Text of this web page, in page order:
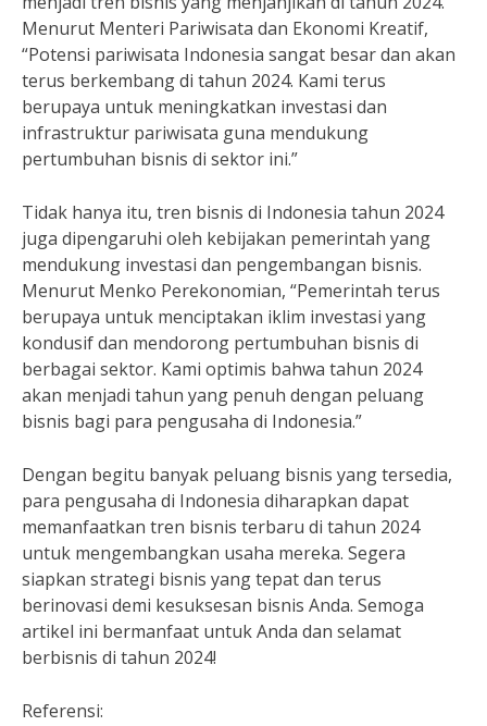
Menurut Menteri Pariwisata dan Ekonomi Kreatif,
“Potensi pariwisata Indonesia sangat besar dan akan
terus berkembang di tahun 2024. Kami terus
berupaya untuk meningkatkan investasi dan
infrastruktur pariwisata guna mendukung
pertumbuhan bisnis di sektor ini.”
Tidak hanya itu, tren bisnis di Indonesia tahun 2024
juga dipengaruhi oleh kebijakan pemerintah yang
mendukung investasi dan pengembangan bisnis.
Menurut Menko Perekonomian, “Pemerintah terus
berupaya untuk menciptakan iklim investasi yang
kondusif dan mendorong pertumbuhan bisnis di
berbagai sektor. Kami optimis bahwa tahun 2024
akan menjadi tahun yang penuh dengan peluang
bisnis bagi para pengusaha di Indonesia.”
Dengan begitu banyak peluang bisnis yang tersedia,
para pengusaha di Indonesia diharapkan dapat
memanfaatkan tren bisnis terbaru di tahun 2024
untuk mengembangkan usaha mereka. Segera
siapkan strategi bisnis yang tepat dan terus
berinovasi demi kesuksesan bisnis Anda. Semoga
artikel ini bermanfaat untuk Anda dan selamat
berbisnis di tahun 2024!
Referensi: